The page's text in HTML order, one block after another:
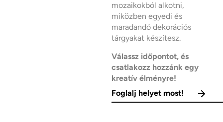
mozaikokból alkotni,
miközben egyedi és
maradandó dekorációs
tárgyakat készítesz.
Válassz időpontot, és
csatlakozz hozzánk egy
kreatív élményre!
Foglalj helyet most!